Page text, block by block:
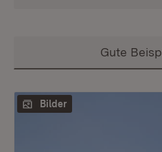
Inhalt
Gute
Bilder